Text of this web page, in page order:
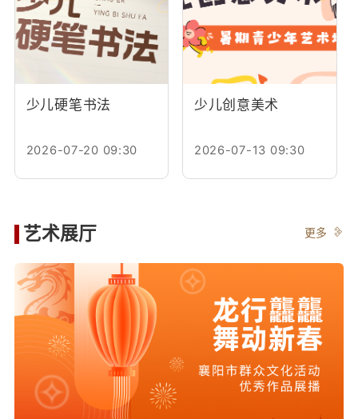
少儿硬笔书法
2026-07-20 09:30
少儿创意美术
2026-07-13 09:30
艺术展厅 更多